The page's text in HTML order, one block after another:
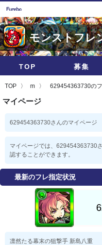
モンストフレ
TOP 募集
TOP m 629454363730の
マイページ
629454363730さんのマイページ
マイページでは、629454363730
認することができます。
最新のフレ指定状況
凛然たる幕末の狙撃手 新島八重